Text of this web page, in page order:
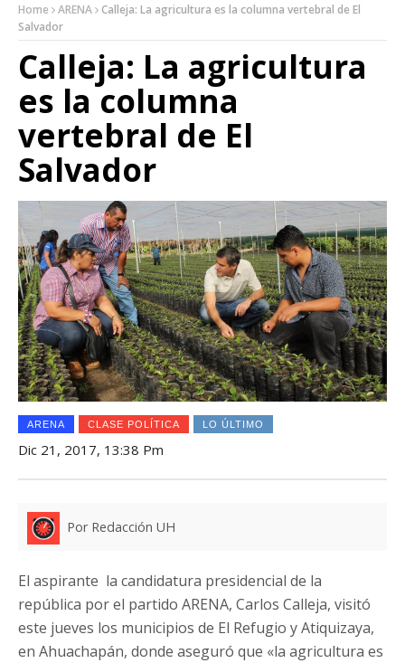
Home ARENA Calleja: La agricultura es la columna vertebral de El
Salvador
Calleja: La agricultura
es la columna
vertebral de El
Salvador
ARENA CLASE POLÍTICA LO ÚLTIMO
Dic 21, 2017, 13:38 Pm
Por Redacción UH
El aspirante la candidatura presidencial de la
república por el partido ARENA, Carlos Calleja, visitó
este jueves los municipios de El Refugio y Atiquizaya,
en Ahuachapán, donde aseguró que «la agricultura es